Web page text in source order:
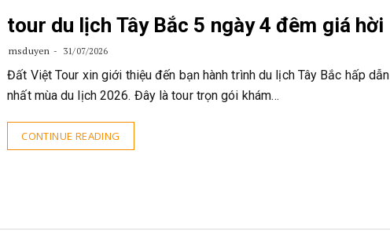
tour du lịch Tây Bắc 5 ngày 4 đêm giá hời
msduyen 31/07/2026
Đất Việt Tour xin giới thiệu đến bạn hành trình du lịch Tây Bắc hấp dẫn
nhất mùa du lịch 2026. Đây là tour trọn gói khám…
CONTINUE READING